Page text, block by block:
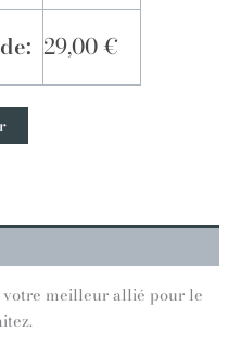
29,00€
votre meilleur allié pour le